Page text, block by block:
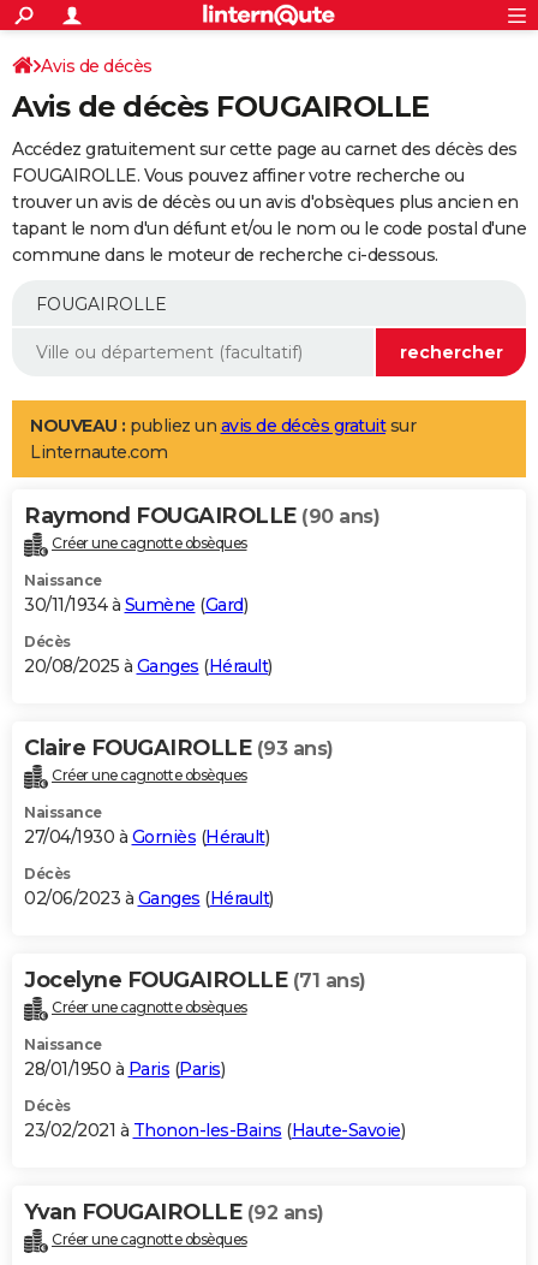
ACTUALITÉS
Politique
Société
Faits Divers
Education
Monde
Villes
+
SPORT
Coupe du monde 2026
Football
Tennis
Cyclisme
Rugby
Forum
Programme TV
TNT
Streaming
Cinéma
Sorties cinéma
Musique
+
FINANCE
Retraite
Epargne
Immobilier
Risques naturels par ville
Assurance
AUTO
Essais
Réserver un essai
Citadines
Berlines
SUV
Forum auto
+
Mobiles
Meilleur smartphone
Internet
Ordinateurs
Jeux vidéo
Guide high-tech
Aménagement intérieur
LIFESTYLE
Art de vivre
Bien-être
Loisirs
Mode
Modes de vie
Alimentation
Guide de la santé
Maladies
Médicaments
Sommeil
VOYAGE
Destinations
City break
Voyage nature
Voyage de noces
Forum
Climat
+PHOTO
GUIDES D'ACHAT
BONS PLANS
Carte de Noël
Carte Bonne année
Carte Saint-Valentin
Carte Pâques
Carte d'anniversaire
DICTIONNAIRE
Dictionnaire
Biographies
Citations
Expressions
Proverbes
PROGRAMME TV
S'inscrire
Se connecter
Lycées
Collèges
Primaires
Universités
Entreprises
Service militaire
Avis de recherche
AVIS DE DÉCÈS
Bricolage
Lifestyle
Culture
Sport
Auto
Television
Voyage
Cinema
Avis de décès
Avis de décès FOUGAIROLLE
Accédez gratuitement sur cette page au carnet des décès des
FOUGAIROLLE. Vous pouvez affiner votre recherche ou
trouver un avis de décès ou un avis d'obsèques plus ancien en
tapant le nom d'un défunt et/ou le nom ou le code postal d'une
commune dans le moteur de recherche ci-dessous.
NOUVEAU : publiez un avis de décès gratuitsur
Linternaute.com
Raymond FOUGAIROLLE (90 ans)
Créer une cagnotte obsèques
Naissance
30/11/1934 à Sumène (Gard)
Décès
20/08/2025 à Ganges (Hérault)
Claire FOUGAIROLLE (93 ans)
Créer une cagnotte obsèques
Naissance
27/04/1930 à Gorniès (Hérault)
Décès
02/06/2023 à Ganges (Hérault)
Jocelyne FOUGAIROLLE (71 ans)
Créer une cagnotte obsèques
Naissance
28/01/1950 à Paris (Paris)
Décès
23/02/2021 à Thonon-les-Bains (Haute-Savoie)
Yvan FOUGAIROLLE (92 ans)
Créer une cagnotte obsèques